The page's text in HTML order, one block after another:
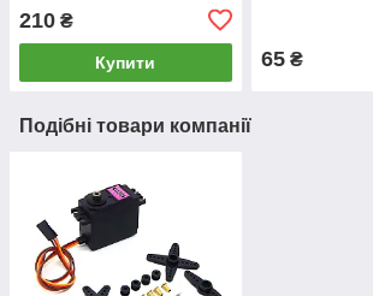
210 ₴
Купити 65₴
Подібні товари компанії